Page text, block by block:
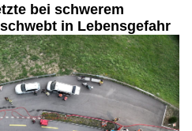
bei schwerem
in Lebensgefahr